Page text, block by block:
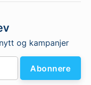
og kampanjer
Abonnere